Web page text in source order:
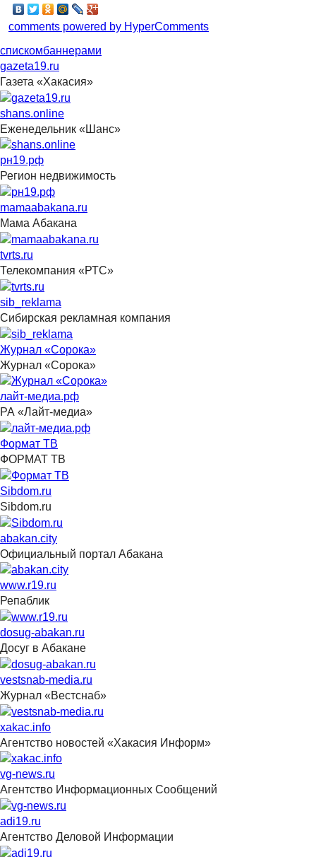
comments powered by HyperComments
спискомбаннерами
gazeta19.ru
Газета «Хакасия»
shans.online
Еженедельник «Шанс»
рн19.рф
Регион недвижимость
mamaabakana.ru
Мама Абакана
tvrts.ru
Телекомпания «РТС»
sib_reklama
Сибирская рекламная компания
Журнал «Сорока»
Журнал «Сорока»
лайт-медиа.рф
РА «Лайт-медиа»
Формат ТВ
ФОРМАТ ТВ
Sibdom.ru
Sibdom.ru
abakan.city
Официальный портал Абакана
www.r19.ru
Репаблик
dosug-abakan.ru
Досуг в Абакане
vestsnab-media.ru
Журнал «Вестснаб»
xakac.info
Агентство новостей «Хакасия Информ»
vg-news.ru
Агентство Информационных Сообщений
adi19.ru
Агентство Деловой Информации